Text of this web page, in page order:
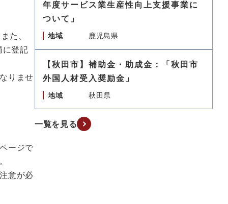
た、
に登記
りませ
ージで
意が必
年度サービス業生産性向上支援事業に
ついて」
地域 鹿児島県
【秋田市】補助金・助成金：「秋田市
外国人材受入奨励金」
地域 秋田県
一覧を見る